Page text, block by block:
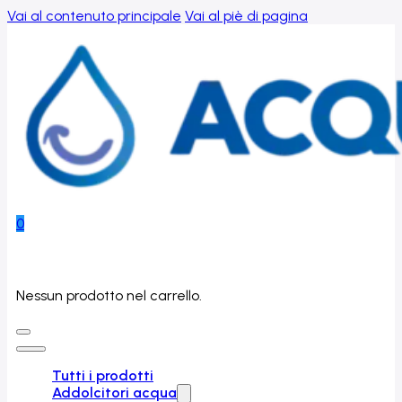
Vai al contenuto principale Vai al piè di pagina
0
Nessun prodotto nel carrello.
Tutti i prodotti
Addolcitori acqua